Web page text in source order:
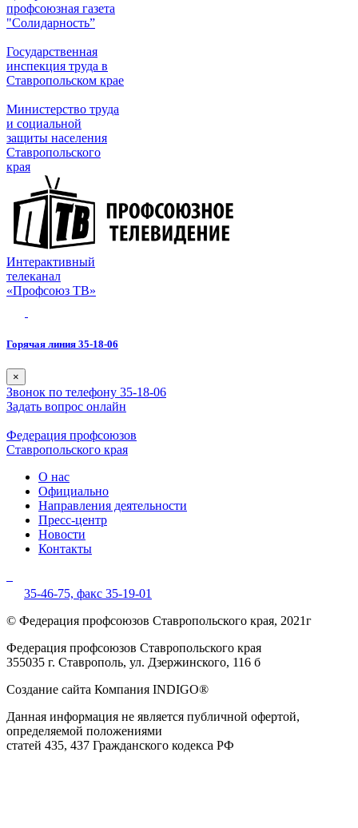
профсоюзная газета
"Солидарность”
Государственная
инспекция труда в
Ставропольском крае
Министерство труда
и социальной
защиты населения
Ставропольского
края
Интерактивный
телеканал
«Профсоюз ТВ»
Горячая линия 35-18-06
×
Звонок по телефону 35-18-06
Задать вопрос онлайн
Федерация профсоюзов
Ставропольского края
О нас
Официально
Направления деятельности
Пресс-центр
Новости
Контакты
35-46-75, факс 35-19-01
© Федерация профсоюзов Ставропольского края, 2021г
Федерация профсоюзов Ставропольского края
355035 г. Ставрополь, ул. Дзержинского, 116 б
Создание сайта Компания INDIGO®
Данная информация не является публичной офертой,
определяемой положениями
статей 435, 437 Гражданского кодекса РФ